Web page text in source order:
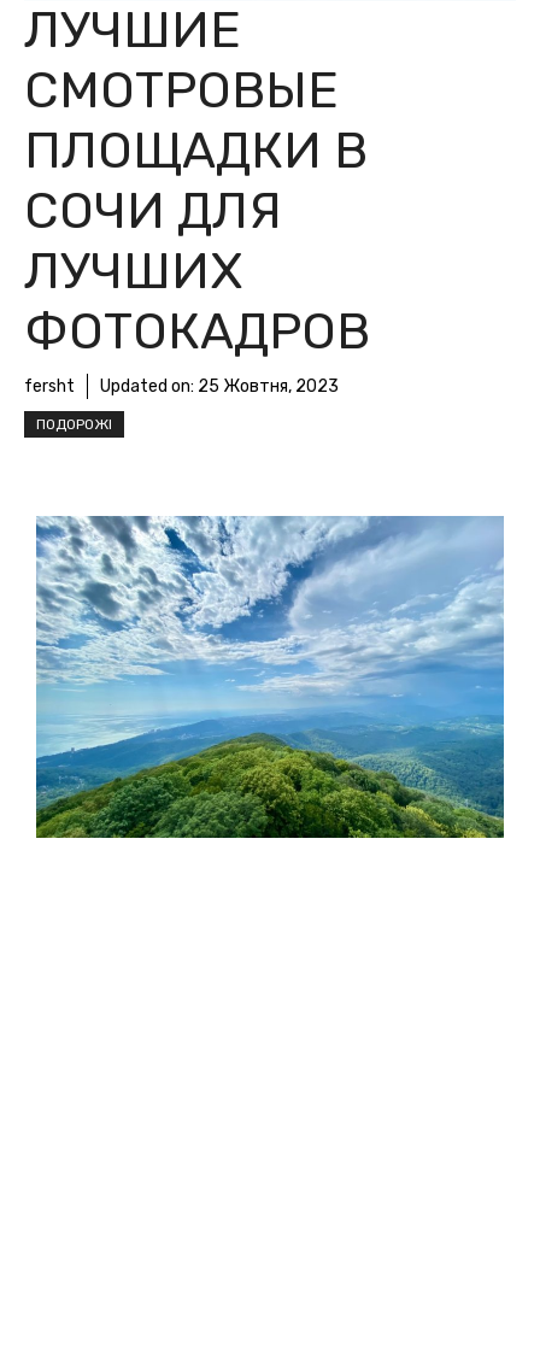
ЛУЧШИЕ
СМОТРОВЫЕ
ПЛОЩАДКИ В
СОЧИ ДЛЯ
ЛУЧШИХ
ФОТОКАДРОВ
fersht Updated on: 25 Жовтня, 2023
ПОДОРОЖІ